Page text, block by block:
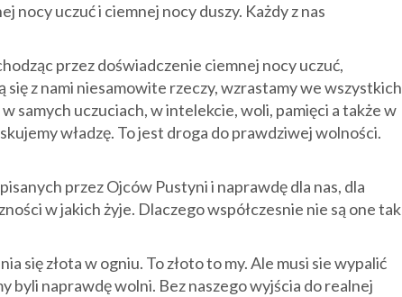
nocy uczuć i ciemnej nocy duszy. Każdy z nas
przez doświadczenie ciemnej nocy uczuć,
się z nami niesamowite rzeczy, wzrastamy we wszystkich
samych uczuciach, w intelekcie, woli, pamięci a także w
władzę. To jest droga do prawdziwej wolności.
przez Ojców Pustyni i naprawdę dla nas, dla
w jakich żyje. Dlaczego współczesnie nie są one tak
się złota w ogniu. To złoto to my. Ale musi sie wypalić
byli naprawdę wolni. Bez naszego wyjścia do realnej